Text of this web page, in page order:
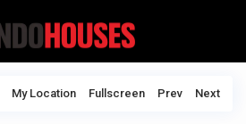
My Location Fullscreen Prev Next